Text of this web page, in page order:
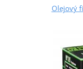
Olejový